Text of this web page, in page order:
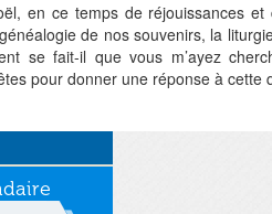
en ce temps de réjouissances
de nos souvenirs, la
se fait-il que vous m’ayez
pour donner une réponse à cette